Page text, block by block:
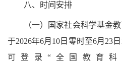
八、时间安排
（一）国家社会科学基金
于2026年6月10日零时至6月23
可登录“全国教育